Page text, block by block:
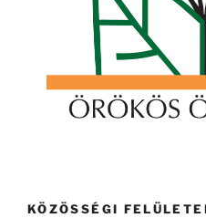
KÖZÖSSÉGI